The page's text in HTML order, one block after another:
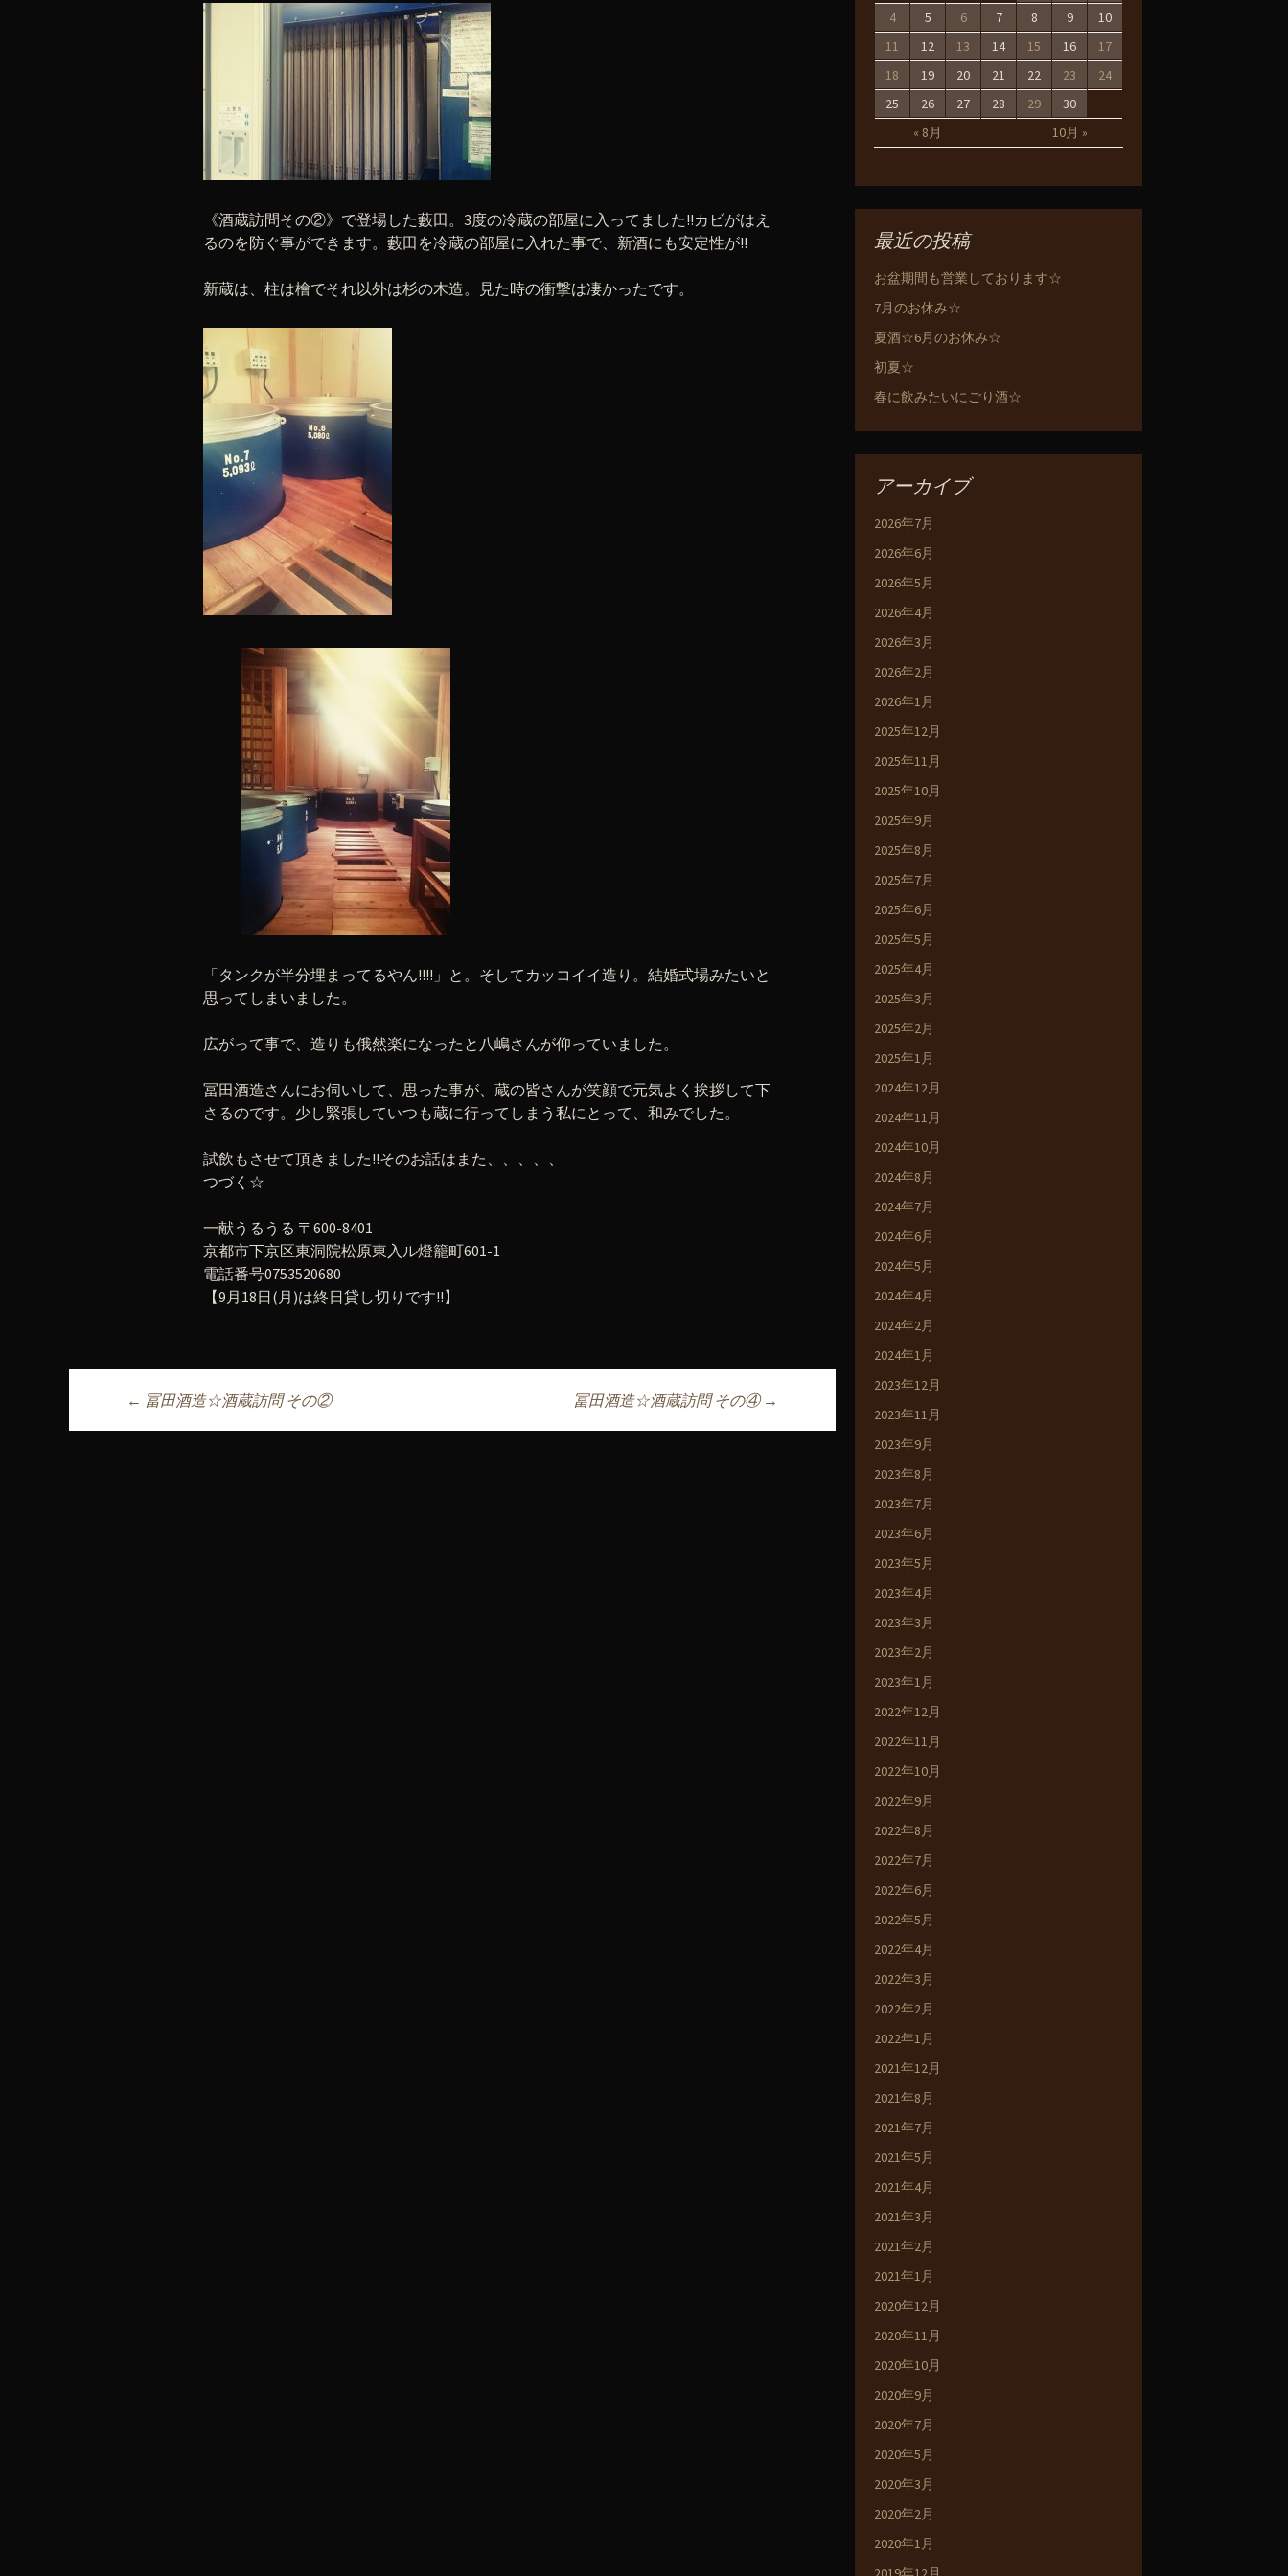
《酒蔵訪問その②》で登場した藪田。3度の冷蔵の部屋に入ってました!!カビがはえ
るのを防ぐ事ができます。藪田を冷蔵の部屋に入れた事で、新酒にも安定性が!!
新蔵は、柱は檜でそれ以外は杉の木造。見た時の衝撃は凄かったです。
「タンクが半分埋まってるやん!!!!」と。そしてカッコイイ造り。結婚式場みたいと
思ってしまいました。
広がって事で、造りも俄然楽になったと八嶋さんが仰っていました。
冨田酒造さんにお伺いして、思った事が、蔵の皆さんが笑顔で元気よく挨拶して下
さるのです。少し緊張していつも蔵に行ってしまう私にとって、和みでした。
試飲もさせて頂きました!!そのお話はまた、、、、、
つづく☆
一献うるうる 〒600-8401
京都市下京区東洞院松原東入ル燈籠町601-1
電話番号0753520680
【9月18日(月)は終日貸し切りです!!】
投稿ナビゲーション
← 冨田酒造☆酒蔵訪問 その② 冨田酒造☆酒蔵訪問 その④ →
« 8月 10月 »
4
5 6 7 8 9
10
11
12 13 14 15 16
17
18
19 20 21 22 23
24
25
26 27 28 29 30
最近の投稿
お盆期間も営業しております☆
7月のお休み☆
夏酒☆6月のお休み☆
初夏☆
春に飲みたいにごり酒☆
アーカイブ
2026年7月
2026年6月
2026年5月
2026年4月
2026年3月
2026年2月
2026年1月
2025年12月
2025年11月
2025年10月
2025年9月
2025年8月
2025年7月
2025年6月
2025年5月
2025年4月
2025年3月
2025年2月
2025年1月
2024年12月
2024年11月
2024年10月
2024年8月
2024年7月
2024年6月
2024年5月
2024年4月
2024年2月
2024年1月
2023年12月
2023年11月
2023年9月
2023年8月
2023年7月
2023年6月
2023年5月
2023年4月
2023年3月
2023年2月
2023年1月
2022年12月
2022年11月
2022年10月
2022年9月
2022年8月
2022年7月
2022年6月
2022年5月
2022年4月
2022年3月
2022年2月
2022年1月
2021年12月
2021年8月
2021年7月
2021年5月
2021年4月
2021年3月
2021年2月
2021年1月
2020年12月
2020年11月
2020年10月
2020年9月
2020年7月
2020年5月
2020年3月
2020年2月
2020年1月